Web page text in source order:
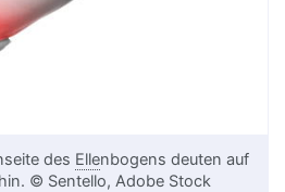
des Ellenbogens deuten auf
hin. © Sentello, Adobe Stock